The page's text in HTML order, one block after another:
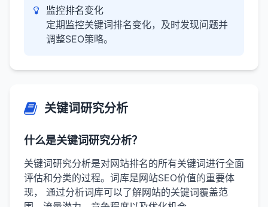
监控排名变化
定期监控关键词排名变化，及时发现问题并
调整SEO策略。
关键词研究分析
什么是关键词研究分析？
关键词研究分析是对网站排名的所有关键词进行全面
评估和分类的过程。词库是网站SEO价值的重要体
现， 通过分析词库可以了解网站的关键词覆盖范